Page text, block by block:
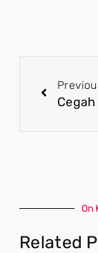
On
Related